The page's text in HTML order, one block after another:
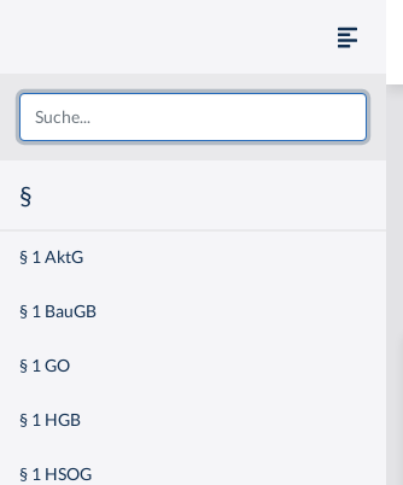
§
§ 1 AktG
§ 1 BauGB
§ 1 GO
§ 1 HGB
§ 1 HSOG